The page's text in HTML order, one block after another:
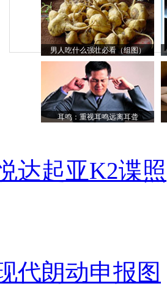
男人吃什么强壮必看（组图）
耳鸣：重视耳鸣远离耳聋
达起亚K2谍照
代朗动申报图